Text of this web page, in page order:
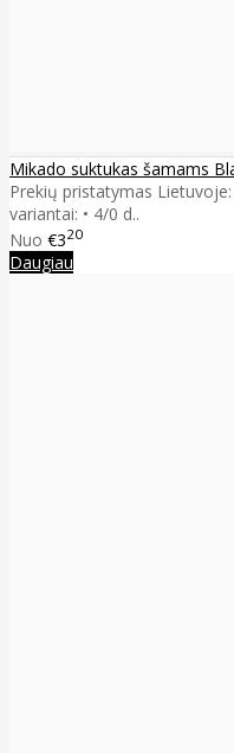
Mikado suktukas šamams
Prekių pristatymas
variantai: • 4/0 d..
Nuo €320
Daugiau